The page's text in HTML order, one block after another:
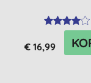
€ 16,99